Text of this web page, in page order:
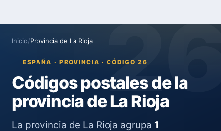
Inicio/Provincia de La Rioja
ESPAÑA · PROVINCIA · CÓDIGO 26
Códigos postales de la
provincia de La Rioja
La provincia de La Rioja agrupa 1